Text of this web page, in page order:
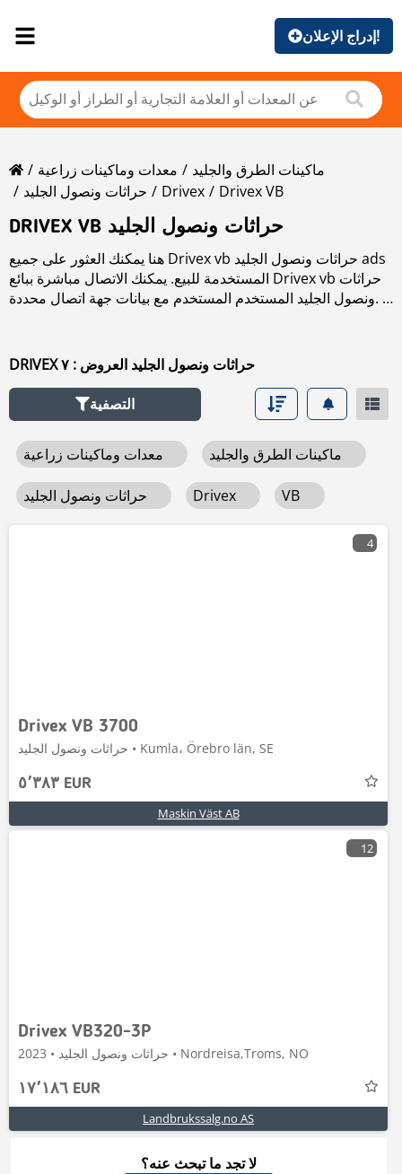
إدراج الإعلان!
معدات وماكينات زراعية
ماكينات الطرق والجليد
حراثات ونصول الجليد
Drivex
Drivex VB
DRIVEX VB حراثات ونصول الجليد
هنا يمكنك العثور على جميع Drivex vb حراثات ونصول الجليد ads
المستخدمة للبيع. يمكنك الاتصال مباشرة ببائع Drivex vb حراثات
ونصول الجليد المستخدم المستخدم مع بيانات جهة اتصال محددة.
DRIVEX حراثات ونصول الجليد العروض : ٧
التصفية
Drivex VB
4
Drivex VB 3700
حراثات ونصول الجليد • Kumla، Örebro län, SE
٥٬٣٨٣ EUR
Maskin Väst AB
12
Drivex VB320-3P
حراثات ونصول الجليد • 2023 • Nordreisa,Troms, NO
١٧٬١٨٦ EUR
Landbrukssalg.no AS
لا تجد ما تبحث عنه؟